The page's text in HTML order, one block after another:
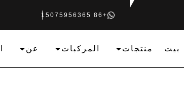
+86 15075956365
بيت منتجات المركبات عن